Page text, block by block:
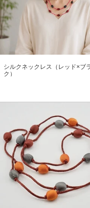
シルクネックレス（レッド×ブ
ク）